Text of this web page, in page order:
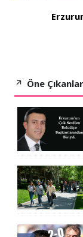
Öne Çıkanlar